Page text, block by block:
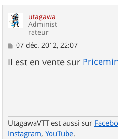
utagawa
Administ
rateur
M
s
s
07 déc. 2012, 22:07
Il est en vente sur
UtagawaVTT est aussi sur
Instagram, YouTube.